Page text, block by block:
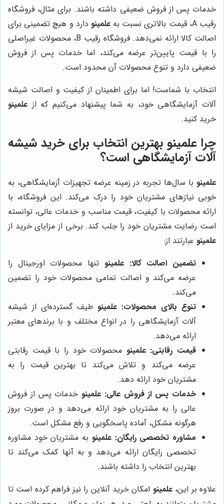
خدمات پس از فروش ضعیفی داشته باشند. برای مثال، فروشگاه
رقیب A، قیمت بالاتری نسبت به
علمینو دارد و هیچ تضمینی برای
اصالت کالا ارائه نمی‌دهد. فروشگاه رقیب B، محصولات غیراصلی
را با قیمت پایین‌تر عرضه می‌کند، اما خدمات پس از فروش
ضعیفی دارد و تنوع محصولات آن محدود است.
انتخاب با شماست! اما برای اطمینان از کیفیت و اصالت شیشه
آلات آزمایشگاهی خود، به شما پیشنهاد می‌کنیم که از علمینو
خرید کنید.
چرا علمینو بهترین انتخاب برای خرید شیشه
آلات آزمایشگاهی است؟
علمینو با سال‌ها تجربه در زمینه عرضه تجهیزات آزمایشگاهی، به
خوبی نیازهای مشتریان خود را درک می‌کند. این فروشگاه، با
ارائه محصولات با کیفیت، قیمت مناسب و خدمات عالی، توانسته
است رضایت مشتریان خود را جلب کند. برخی از مزایای خرید از
علمینو عبارتند از:
تضمین اصالت کالا: علمینو تنها محصولات اورجینال را
عرضه می‌کند و اصالت تمامی محصولات خود را تضمین
می‌کند.
تنوع بالای محصولات: علمینو طیف گسترده‌ای از شیشه
آلات آزمایشگاهی را در انواع مختلف و با برندهای معتبر
ارائه می‌دهد.
قیمت رقابتی: علمینو محصولات خود را با قیمت رقابتی
عرضه می‌کند و تلاش می‌کند تا بهترین قیمت را به
مشتریان خود ارائه دهد.
خدمات پس از فروش عالی: علمینو خدمات پس از فروش
عالی را به مشتریان خود ارائه می‌دهد و در صورت بروز
هرگونه مشکل، آماده پاسخگویی و رفع مشکل است.
مشاوره تخصصی رایگان: علمینو به مشتریان خود مشاوره
تخصصی رایگان ارائه می‌دهد و به آنها کمک می‌کند تا
بهترین انتخاب را داشته باشند.
علاوه بر این،علمینو امکان خرید آنلاین را نیز فراهم کرده است تا